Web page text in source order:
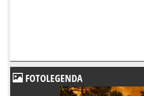
FOTOLEGENDA